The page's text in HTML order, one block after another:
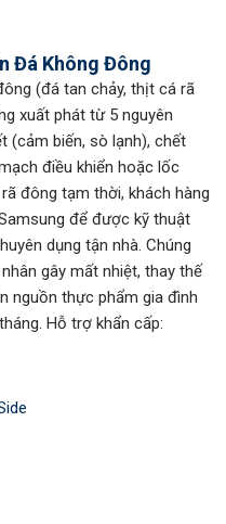
Đá Không Đông
(đá tan chảy, thịt cá rã
xuất phát từ 5 nguyên
(cảm biến, sò lạnh), chết
điều khiển hoặc lốc
đông tạm thời, khách hàng
để được kỹ thuật
dụng tận nhà. Chúng
gây mất nhiệt, thay thế
nguồn thực phẩm gia đình
Hỗ trợ khẩn cấp: